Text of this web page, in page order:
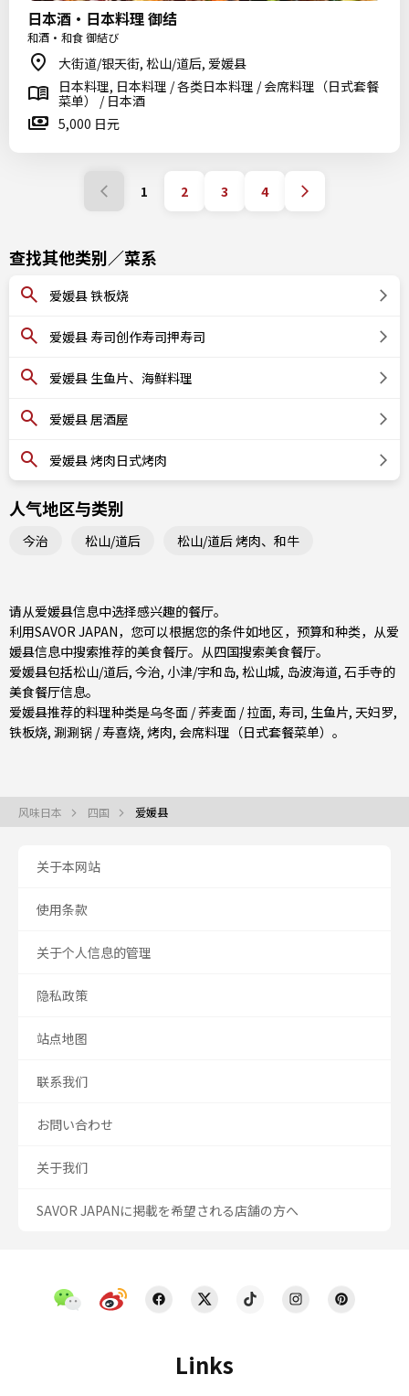
日本酒・日本料理 御结
和酒・和食 御結び
大街道/银天街, 松山/道后, 爱媛县
日本料理, 日本料理 / 各类日本料理 / 会席料理（日式套餐
菜单） / 日本酒
5,000 日元
1 2 3 4
查找其他类别／菜系
爱媛县 铁板烧
爱媛县 寿司创作寿司押寿司
爱媛县 生鱼片、海鲜料理
爱媛县 居酒屋
爱媛县 烤肉日式烤肉
人气地区与类别
今治 松山/道后 松山/道后 烤肉、和牛
请从爱媛县信息中选择感兴趣的餐厅。
利用SAVOR JAPAN，您可以根据您的条件如地区，预算和种类，从爱
媛县信息中搜索推荐的美食餐厅。从四国搜索美食餐厅。
爱媛县包括松山/道后, 今治, 小津/宇和岛, 松山城, 岛波海道, 石手寺的
美食餐厅信息。
爱媛县推荐的料理种类是乌冬面 / 荞麦面 / 拉面, 寿司, 生鱼片, 天妇罗,
铁板烧, 涮涮锅 / 寿喜烧, 烤肉, 会席料理（日式套餐菜单） 。
风味日本 四国 爱媛县
Links
关于本网站
使用条款
关于个人信息的管理
隐私政策
站点地图
联系我们
お問い合わせ
关于我们
SAVOR JAPANに掲載を希望される店舗の方へ